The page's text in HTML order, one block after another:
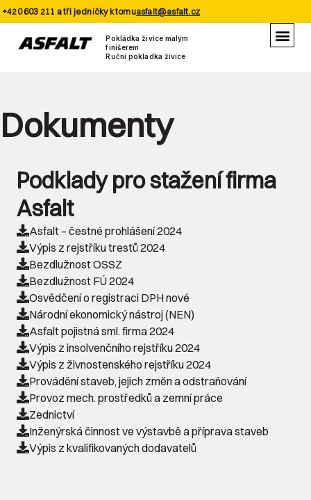
Pokládka živice malým
finišerem
Ruční pokládka živice
+420 603 211 a tři jedničky k tomuasfalt@asfalt.cz
Dokumenty
Podklady pro stažení firma
Asfalt
Asfalt – čestné prohlášení 2024
Výpis z rejstříku trestů 2024
Bezdlužnost OSSZ
Bezdlužnost FÚ 2024
Osvědčení o registraci DPH nové
Národní ekonomický nástroj (NEN)
Asfalt pojistná sml. firma 2024
Výpis z insolvenčního rejstříku 2024
Výpis z živnostenského rejstříku 2024
Provádění staveb, jejich změn a odstraňování
Provoz mech. prostředků a zemní práce
Zednictví
Inženýrská činnost ve výstavbě a příprava staveb
Výpis z kvalifikovaných dodavatelů